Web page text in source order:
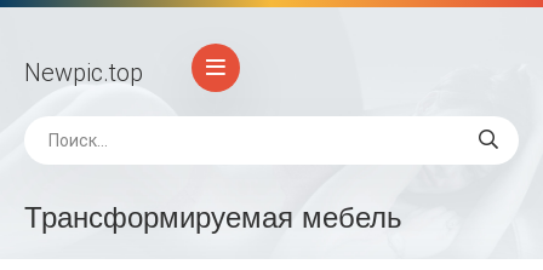
Newpic.top
Трансформируемая мебель